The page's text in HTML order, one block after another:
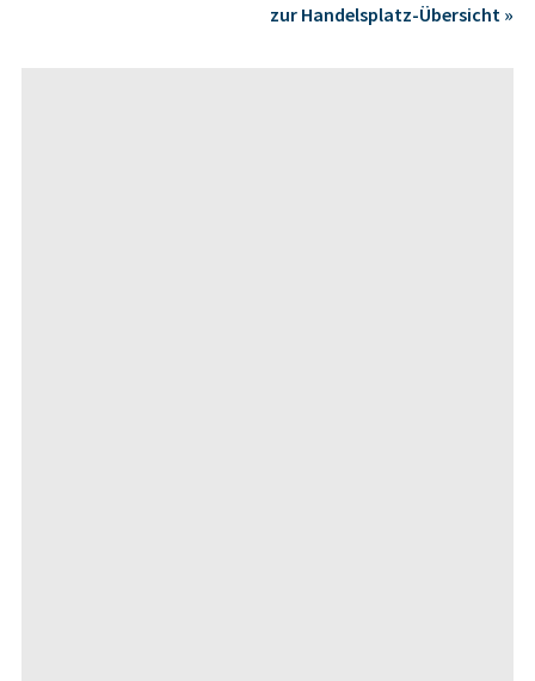
zur Handelsplatz-Übersicht »